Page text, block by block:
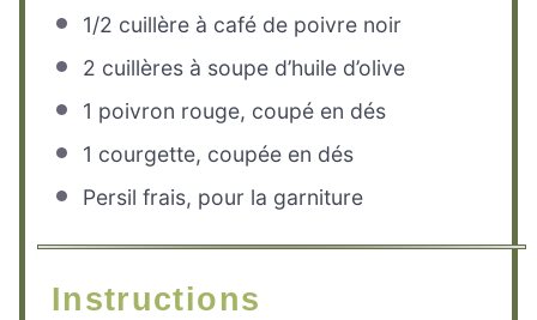
1/2 cuillère à café de poivre noir
2 cuillères à soupe d’huile d’olive
1 poivron rouge, coupé en dés
1 courgette, coupée en dés
Persil frais, pour la garniture
Instructions